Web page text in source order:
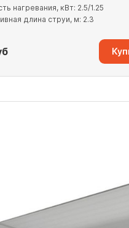
нагревания, кВт: 2.5/1.25
длина струи, м: 2.3